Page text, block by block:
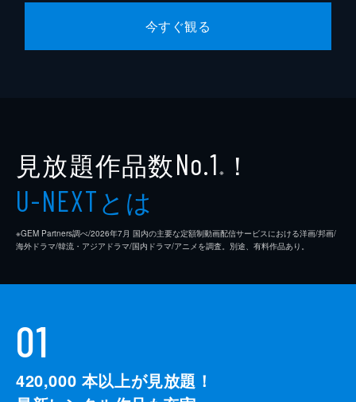
今すぐ観る
見放題作品数No.1 ※ ！
U-NEXTとは
※GEM Partners調べ/2026年7⽉ 国内の主要な定額制動画配信サービスにおける洋画/邦画/
海外ドラマ/韓流・アジアドラマ/国内ドラマ/アニメを調査。別途、有料作品あり。
01
420,000 本以上が見放題！